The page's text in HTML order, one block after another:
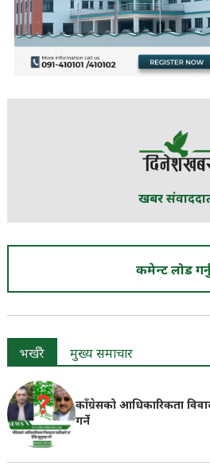
खबर
कमेन्ट लोड
भर्खरै मुख्य समाचार
काँग्रेसको आधिकारिकता
गर्ने